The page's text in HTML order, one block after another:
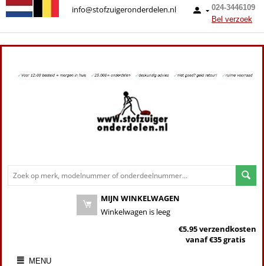
024-3446109
Bel verzoek
info@stofzuigeronderdelen.nl
MIJN WINKELWAGEN
Winkelwagen is leeg
€5.95 verzendkosten
vanaf €35 gratis
MENU